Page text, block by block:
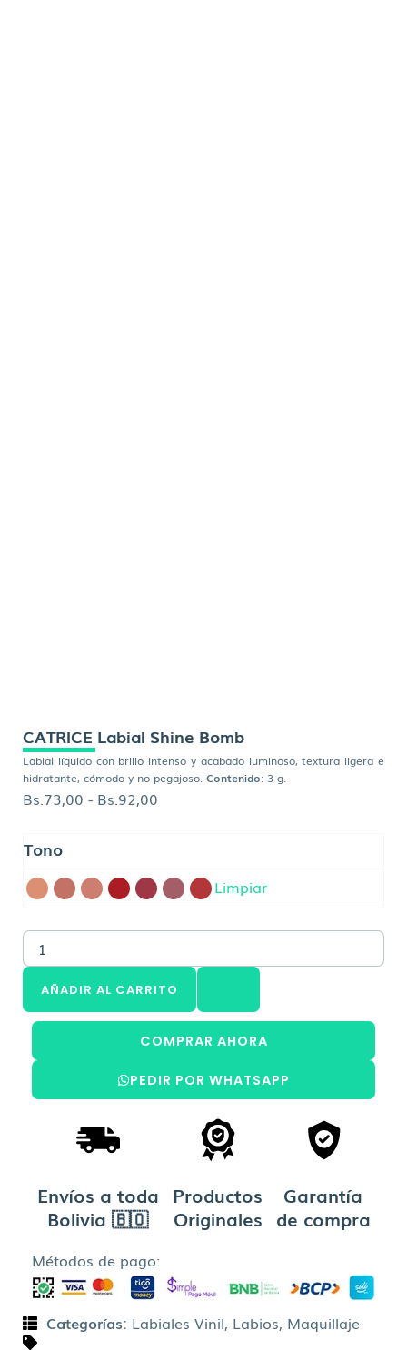
CATRICE Labial Shine Bomb
Labial líquido con brillo intenso y acabado luminoso, textura ligera e
hidratante, cómodo y no pegajoso. Contenido: 3 g.
Bs.73,00 - Bs.92,00
Bs.73,00
Tono
Limpiar
CATRICE
Labial
Shine
Bomb
AÑADIR AL CARRITO
COMPRAR AHORA
PEDIR POR WHATSAPP
Envíos a toda
Bolivia 🇧🇴
Productos
Originales
Garantía
de compra
Métodos de pago:
Categorías: Labiales Vinil, Labios, Maquillaje